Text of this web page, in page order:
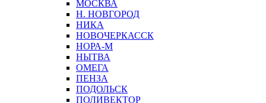
МОСКВА
Н. НОВГОРОД
НИКА
НОВОЧЕРКАССК
НОРА-М
НЫТВА
ОМЕГА
ПЕНЗА
ПОДОЛЬСК
ПОЛИВЕКТОР